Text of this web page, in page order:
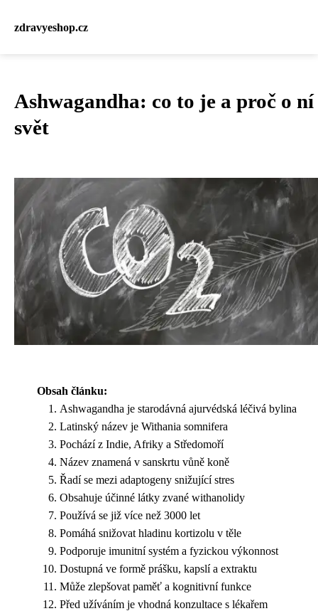
zdravyeshop.cz
Ashwagandha: co to je a proč o
svět
Obsah článku:
Ashwagandha je starodávná ajurvédská léčivá bylina
Latinský název je Withania somnifera
Pochází z Indie, Afriky a Středomoří
Název znamená v sanskrtu vůně koně
Řadí se mezi adaptogeny snižující stres
Obsahuje účinné látky zvané withanolidy
Používá se již více než 3000 let
Pomáhá snižovat hladinu kortizolu v těle
Podporuje imunitní systém a fyzickou výkonnost
Dostupná ve formě prášku, kapslí a extraktu
Může zlepšovat paměť a kognitivní funkce
Před užíváním je vhodná konzultace s lékařem